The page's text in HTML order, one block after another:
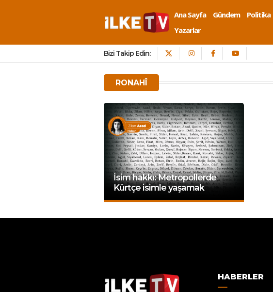
Ana Sayfa Gündem Politika
Yazarlar
Bizi Takip Edin:
RONAHÎ
İsim hakkı: Metropollerde
Kürtçe isimle yaşamak
HABERLER